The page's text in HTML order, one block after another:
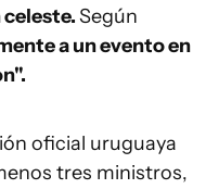
Según
a un evento en
oficial uruguaya
tres ministros,